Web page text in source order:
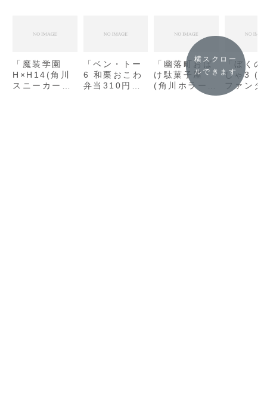
「魔装学園
H×H14(角川
スニーカー文
「ベン・トー
6 和栗おこわ
弁当310円
「幽落町おば
け駄菓子屋
(角川ホラー文
庫) / 蒼月海
「ぼくの
しゃ3 (
ファンタ
文庫) /
横スクロー
ルできます